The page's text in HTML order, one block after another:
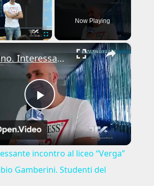
Now Playing
×
Play
Video
Adrano. Interessante incontro al liceo “Verga” con il prof. Fabio Gamberini. Studenti del Linguistic
incontro al liceo “Verga”
Gamberini. Studenti del